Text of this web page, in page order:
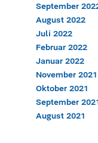
September
August 2022
Juli 2022
Februar 2022
Januar 2022
November 2021
Oktober 2021
September
August 2021